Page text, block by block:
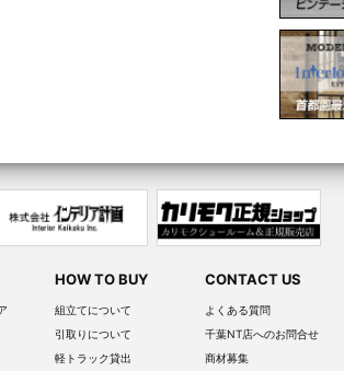
HOW TO BUY
組立てについて
引取りについて
軽トラック貸出
CONTACT US
よくある質問
千葉NT店へのお問合せ
商材募集